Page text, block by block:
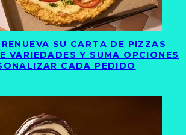
SU CARTA DE PIZZAS
VARIEDADES Y SUMA OPCIONES
CADA PEDIDO